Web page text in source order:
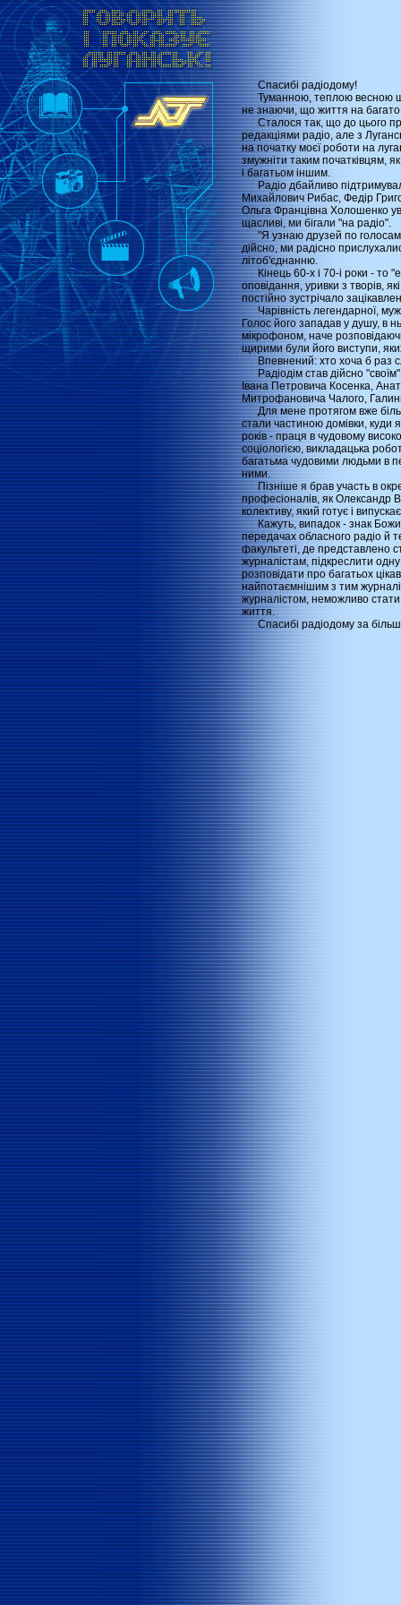
Спасибі радіодому!
Туманною, теплою весною
не знаючи, що життя на багато
Сталося так, що до цього
редакціями радіо, але з
на початку моєї роботи на
змужніти таким початківцям,
і багатьом іншим.
Радіо дбайливо
Михайлович Рибас, Федір
Ольга Францівна Холошенко
щасливі, ми бігали "на радіо".
"Я узнаю друзей по голосам"
дійсно, ми радісно
літоб'єднанню.
Кінець 60-х і 70-і роки - то
оповідання, уривки з творів,
постійно зустрічало
Чарівність легендарної,
Голос його западав у душу, в
мікрофоном, наче
щирими були його виступи,
Впевнений: хто хоча б раз
Радіодім став дійсно "своїм"
Івана Петровича Косенка,
Митрофановича Чалого, Галини
Для мене протягом вже більш
стали частиною домівки, куди
років - праця в чудовому
соціологією, викладацька
багатьма чудовими людьми в
ними.
Пізніше я брав участь в
професіоналів, як Олександр
колективу, який готує і
Кажуть, випадок - знак Божий.
передачах обласного радіо й
факультеті, де представлено
журналістам, підкреслити
розповідати про багатьох
найпотаємнішим з тим
журналістом, неможливо
життя.
Спасибі радіодому за більш